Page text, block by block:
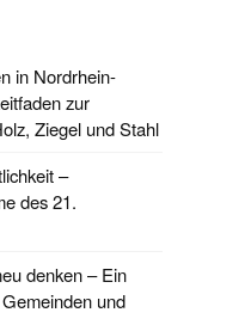
in Nordrhein-
zur
Ziegel und Stahl
–
des 21.
denken – Ein
und